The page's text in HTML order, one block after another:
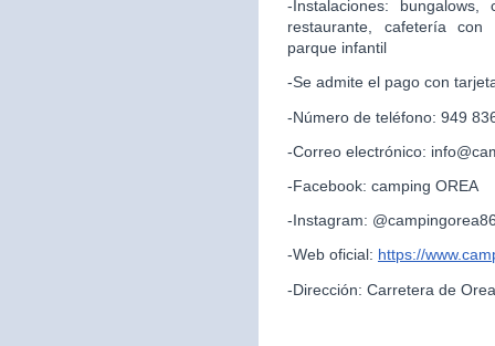
-Instalaciones:
restaurante, cafetería
parque infantil
-Se admite el pago con
-Número de teléfono: 949
-Correo electrónico:
-Facebook: camping OREA
-Instagram:
-Web oficial: https://
-Dirección: Carretera de